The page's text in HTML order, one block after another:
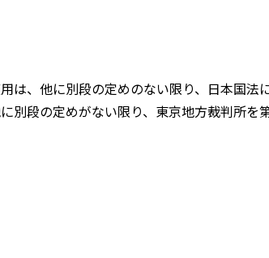
は、他に別段の定めのない限り、日本国法
別段の定めがない限り、東京地方裁判所を